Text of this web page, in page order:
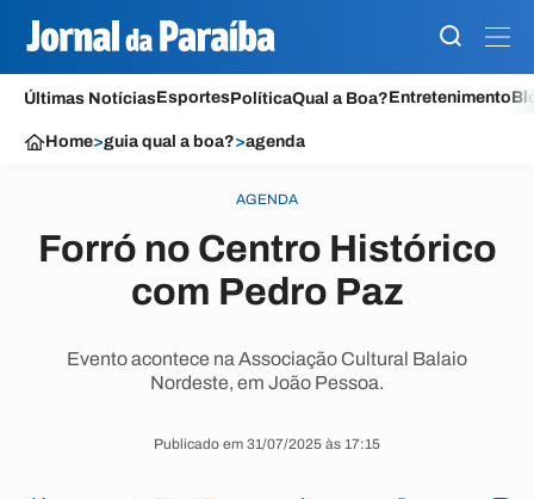
Últimas NotíciasEsportesPolíticaQual a Boa?Entretenimento
Home>guia qual a boa?>agenda
AGENDA
Forró no Centro Histórico
com Pedro Paz
Evento acontece na Associação Cultural Balaio
Nordeste, em João Pessoa.
Publicado em 31/07/2025 às 17:15